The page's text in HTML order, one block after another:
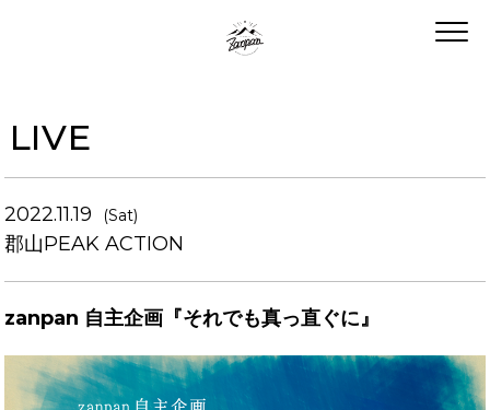
LIVE
2022.11.19 (Sat)
郡山PEAK ACTION
zanpan 自主企画『それでも真っ直ぐに』